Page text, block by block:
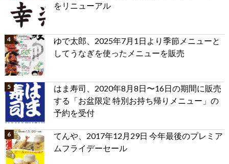
をリニューアル
ゆで太郎、2025年7月1日より季節メニューと
してうなぎを使ったメニューを販売
はま寿司、2020年8月8日〜16日の期間に販売
する「お盆限定 特別お持ち帰りメニュー」の
予約を受付
てんや、2017年12月29日 今年最後のプレミア
ムフライデーセール